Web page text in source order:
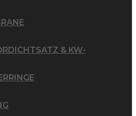
& KW-